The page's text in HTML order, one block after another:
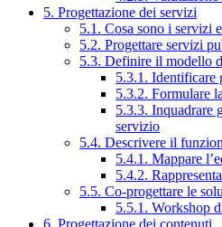
5. Progettazione dei servizi
5.1. Cosa sono i servizi
5.2. Progettare servizi
5.3. Definire il modello
5.3.1.
5.3.2. Formulare
5.3.3. Inquadrare
servizio
5.4. Descrivere il
5.4.1. Mappare
5.4.2.
5.5. Co-progettare le
5.5.1. Workshop
6. Progettazione dei contenuti